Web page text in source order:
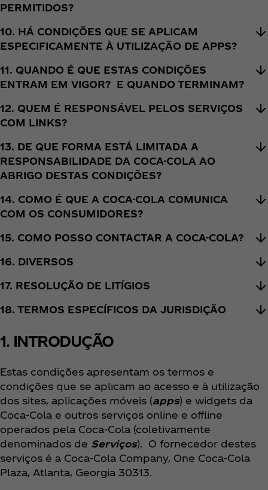
PERMITIDOS?
10. HÁ CONDIÇÕES QUE SE APLICAM
ESPECIFICAMENTE À UTILIZAÇÃO DE APPS?
11. QUANDO É QUE ESTAS CONDIÇÕES
ENTRAM EM VIGOR? E QUANDO TERMINAM?
12. QUEM É RESPONSÁVEL PELOS SERVIÇOS
COM LINKS?
13. DE QUE FORMA ESTÁ LIMITADA A
RESPONSABILIDADE DA COCA-COLA AO
ABRIGO DESTAS CONDIÇÕES?
14. COMO É QUE A COCA-COLA COMUNICA
COM OS CONSUMIDORES?
15. COMO POSSO CONTACTAR A COCA-COLA?
16. DIVERSOS
17. RESOLUÇÃO DE LITÍGIOS
18. TERMOS ESPECÍFICOS DA JURISDIÇÃO
1. INTRODUÇÃO
Estas condições apresentam os termos e
condições que se aplicam ao acesso e à utilização
dos sites, aplicações móveis (apps) e widgets da
Coca‑Cola e outros serviços online e offline
operados pela Coca‑Cola (coletivamente
denominados de Serviços). O fornecedor destes
serviços é a Coca‑Cola Company, One Coca‑Cola
Plaza, Atlanta, Georgia 30313.